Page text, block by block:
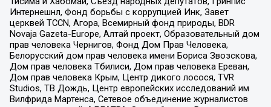
Интернешнл, Фонд борьбы с коррупцией Инк, Завет
церквей TCCN, Агора, Всемирный фонд природы, BDR
Novaja Gazeta-Europe, Алтай проект, Образовательный дом
прав человека Чернигов, Фонд Дом Прав Человека,
Белорусский дом прав человека имени Бориса Звозскова,
Дом прав человека Тбилиси, Дом прав человека Ереван,
Дом прав человека Крым, Центр дикого лосося, TVR
Studios, ТВ Дождь, Центр европейских исследований им
Вилфрида Мартенса, Сетевое объединение журналистов